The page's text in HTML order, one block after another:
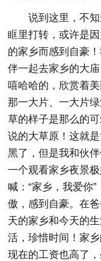
说到这里，不
眶里打转，或许是
的家乡而感到自豪
伴一起去家乡的大
嘻哈哈的，欣赏着
那一大片、一大片
草的样子是那么的
说的大草原！这就
黑了，但是我和伙
一个观看家乡夜景
喊：“家乡，我爱你
傲，感到自豪。在
天的家乡和今天的
活，珍惜时间！家
现在的工资也高了